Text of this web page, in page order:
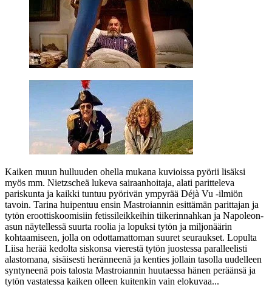
Kaiken muun hulluuden ohella mukana kuvioissa pyörii lisäksi
myös mm. Nietzscheä lukeva sairaanhoitaja, alati paritteleva
pariskunta ja kaikki tuntuu pyörivän ympyrää Déjà Vu ‑ilmiön
tavoin. Tarina huipentuu ensin Mastroiannin esittämän parittajan ja
tytön eroottiskoomisiin fetissileikkeihin tiikerinnahkan ja Napoleon-
asun näytellessä suurta roolia ja lopuksi tytön ja miljonäärin
kohtaamiseen, jolla on odottamattoman suuret seuraukset. Lopulta
Liisa herää kedolta siskonsa vierestä tytön juostessa paralleelisti
alastomana, sisäisesti heränneenä ja kenties jollain tasolla uudelleen
syntyneenä pois talosta Mastroiannin huutaessa hänen peräänsä ja
tytön vastatessa kaiken olleen kuitenkin vain elokuvaa...